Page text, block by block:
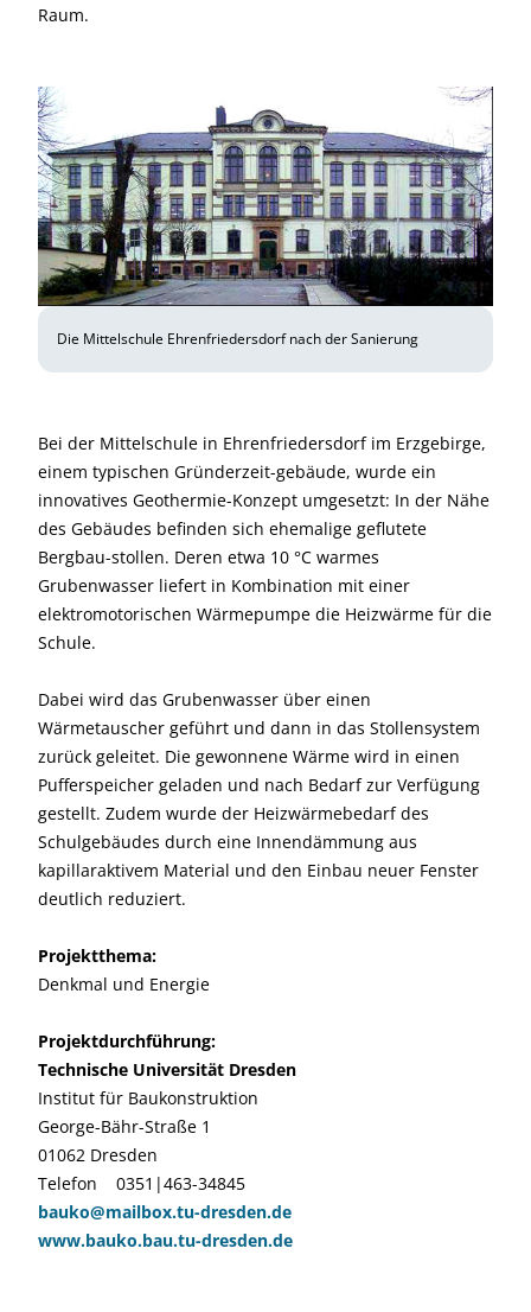
Raum.
Die Mittelschule Ehrenfriedersdorf nach der Sanierung
Bei der Mittelschule in Ehrenfriedersdorf im Erzgebirge,
einem typischen Gründerzeit-gebäude, wurde ein
innovatives Geothermie-Konzept umgesetzt: In der Nähe
des Gebäudes befinden sich ehemalige geflutete
Bergbau-stollen. Deren etwa 10 °C warmes
Grubenwasser liefert in Kombination mit einer
elektromotorischen Wärmepumpe die Heizwärme für die
Schule.
Dabei wird das Grubenwasser über einen
Wärmetauscher geführt und dann in das Stollensystem
zurück geleitet. Die gewonnene Wärme wird in einen
Pufferspeicher geladen und nach Bedarf zur Verfügung
gestellt. Zudem wurde der Heizwärmebedarf des
Schulgebäudes durch eine Innendämmung aus
kapillaraktivem Material und den Einbau neuer Fenster
deutlich reduziert.
Projektthema:
Denkmal und Energie
Projektdurchführung:
Technische Universität Dresden
Institut für Baukonstruktion
George-Bähr-Straße 1
01062 Dresden
Telefon 0351|463-34845
bauko@mailbox.tu-dresden.de
www.bauko.bau.tu-dresden.de